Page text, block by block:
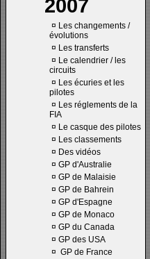
2007
¤ Les changements /
évolutions
¤ Les transferts
¤ Le calendrier / les
circuits
¤ Les écuries et les
pilotes
¤ Les réglements de la
FIA
¤ Le casque des pilotes
¤ Les classements
¤ Des vidéos
¤ GP d'Australie
¤ GP de Malaisie
¤ GP de Bahrein
¤ GP d'Espagne
¤ GP de Monaco
¤ GP du Canada
¤ GP des USA
¤ GP de France